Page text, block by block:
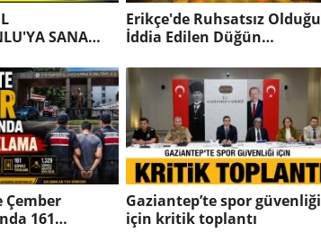
SANA
Erikçe'de Ruhsatsız Olduğu
İddia Edilen Düğün
Çember
161
Gaziantep’te spor güvenliği
için kritik toplantı